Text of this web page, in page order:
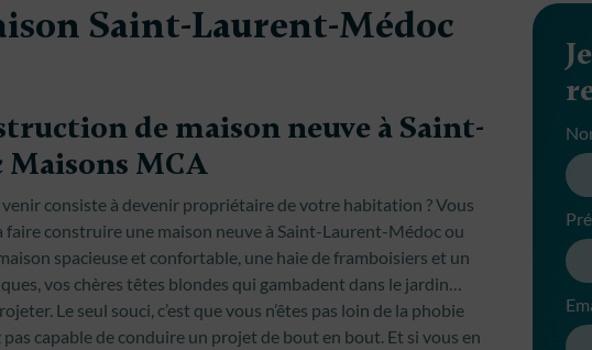
Saint-Laurent-Médoc
de maison neuve à Saint-
Maisons MCA
consiste à devenir propriétaire de votre habitation ? Vous
faire construire une maison neuve à Saint-Laurent-Médoc ou
spacieuse et confortable, une haie de framboisiers et un
vos chères têtes blondes qui gambadent dans le jardin…
Le seul souci, c’est que vous n’êtes pas loin de la phobie
capable de conduire un projet de bout en bout. Et si vous en